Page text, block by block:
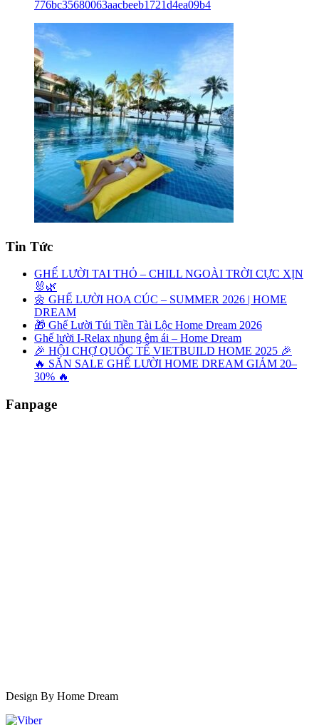
Tin Tức
GHẾ LƯỜI TAI THỎ – CHILL NGOÀI TRỜI CỰC XỊN
🐰🌿
🌼 GHẾ LƯỜI HOA CÚC – SUMMER 2026 | HOME
DREAM
🎁 Ghế Lười Túi Tiền Tài Lộc Home Dream 2026
Ghế lười I-Relax nhung êm ái – Home Dream
🎉 HỘI CHỢ QUỐC TẾ VIETBUILD HOME 2025 🎉
🔥 SĂN SALE GHẾ LƯỜI HOME DREAM GIẢM 20–
30% 🔥
Fanpage
Design By Home Dream